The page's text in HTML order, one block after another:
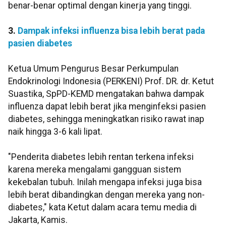
benar-benar optimal dengan kinerja yang tinggi.
3. Dampak infeksi influenza bisa lebih berat pada
pasien diabetes
Ketua Umum Pengurus Besar Perkumpulan
Endokrinologi Indonesia (PERKENI) Prof. DR. dr. Ketut
Suastika, SpPD-KEMD mengatakan bahwa dampak
influenza dapat lebih berat jika menginfeksi pasien
diabetes, sehingga meningkatkan risiko rawat inap
naik hingga 3-6 kali lipat.
"Penderita diabetes lebih rentan terkena infeksi
karena mereka mengalami gangguan sistem
kekebalan tubuh. Inilah mengapa infeksi juga bisa
lebih berat dibandingkan dengan mereka yang non-
diabetes," kata Ketut dalam acara temu media di
Jakarta, Kamis.